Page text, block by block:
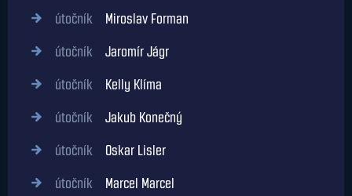
útočník Miroslav Forman
útočník Jaromír Jágr
útočník Kelly Klíma
útočník Jakub Konečný
útočník Oskar Lisler
útočník Marcel Marcel